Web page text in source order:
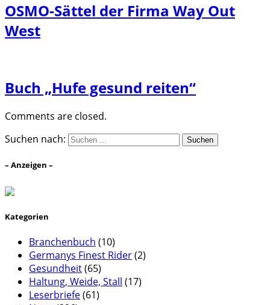
OSMO-Sättel der Firma Way Out
West
Buch „Hufe gesund reiten“
Comments are closed.
Suchen nach:
– Anzeigen –
Kategorien
Branchenbuch (10)
Germanys Finest Rider(2)
Gesundheit(65)
Haltung, Weide, Stall (17)
Leserbriefe(61)